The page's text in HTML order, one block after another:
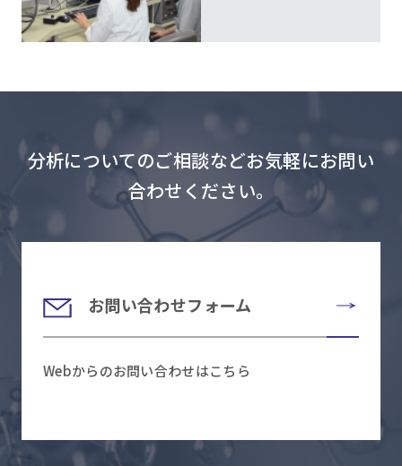
分析についてのご相談などお気軽にお問い
合わせください。
お問い合わせフォーム
Webからのお問い合わせはこちら